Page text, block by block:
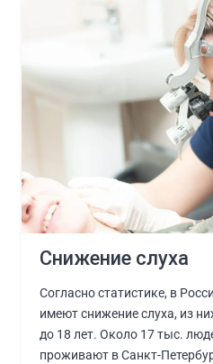
Снижение слуха
Согласно статистике, в
имеют снижение слуха, из
до 18 лет. Около 17 тыс.
проживают в Санкт-